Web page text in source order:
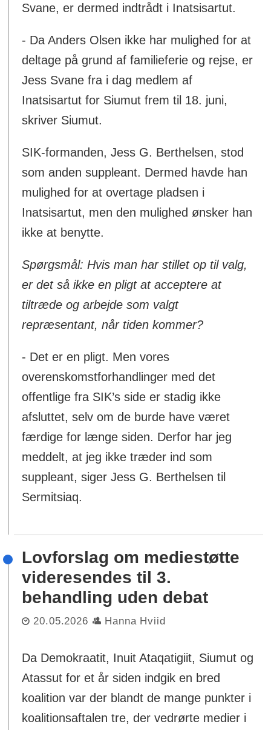
Svane, er dermed indtrådt i Inatsisartut.
- Da Anders Olsen ikke har mulighed for at
deltage på grund af familieferie og rejse, er
Jess Svane fra i dag medlem af
Inatsisartut for Siumut frem til 18. juni,
skriver Siumut.
SIK-formanden, Jess G. Berthelsen, stod
som anden suppleant. Dermed havde han
mulighed for at overtage pladsen i
Inatsisartut, men den mulighed ønsker han
ikke at benytte.
Spørgsmål: Hvis man har stillet op til valg,
er det så ikke en pligt at acceptere at
tiltræde og arbejde som valgt
repræsentant, når tiden kommer?
- Det er en pligt. Men vores
overenskomstforhandlinger med det
offentlige fra SIK’s side er stadig ikke
afsluttet, selv om de burde have været
færdige for længe siden. Derfor har jeg
meddelt, at jeg ikke træder ind som
suppleant, siger Jess G. Berthelsen til
Sermitsiaq.
Lovforslag om mediestøtte
videresendes til 3.
behandling uden debat
20.05.2026 Hanna Hviid
Da Demokraatit, Inuit Ataqatigiit, Siumut og
Atassut for et år siden indgik en bred
koalition var der blandt de mange punkter i
koalitionsaftalen tre, der vedrørte medier i